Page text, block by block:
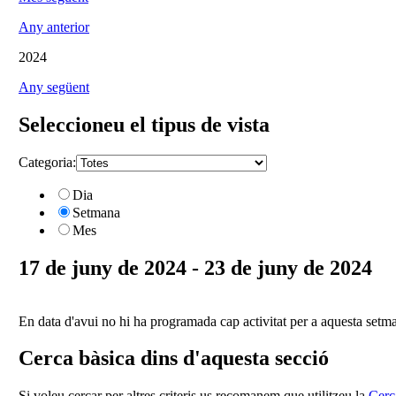
Any anterior
2024
Any següent
Seleccioneu el tipus de vista
Categoria:
Dia
Setmana
Mes
17 de juny de 2024 - 23 de juny de 2024
En data d'avui no hi ha programada cap activitat per a aquesta
Cerca bàsica dins d'aquesta secció